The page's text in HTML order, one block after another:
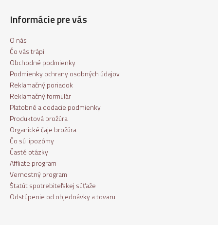
Informácie pre vás
O nás
Čo vás trápi
Obchodné podmienky
Podmienky ochrany osobných údajov
Reklamačný poriadok
Reklamačný formulár
Platobné a dodacie podmienky
Produktová brožúra
Organické čaje brožúra
Čo sú lipozómy
Časté otázky
Affliate program
Vernostný program
Štatút spotrebiteľskej súťaže
Odstúpenie od objednávky a tovaru